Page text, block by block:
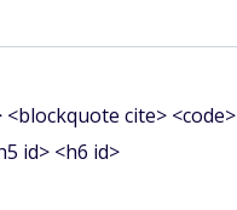
cite>
id> <h6 id>